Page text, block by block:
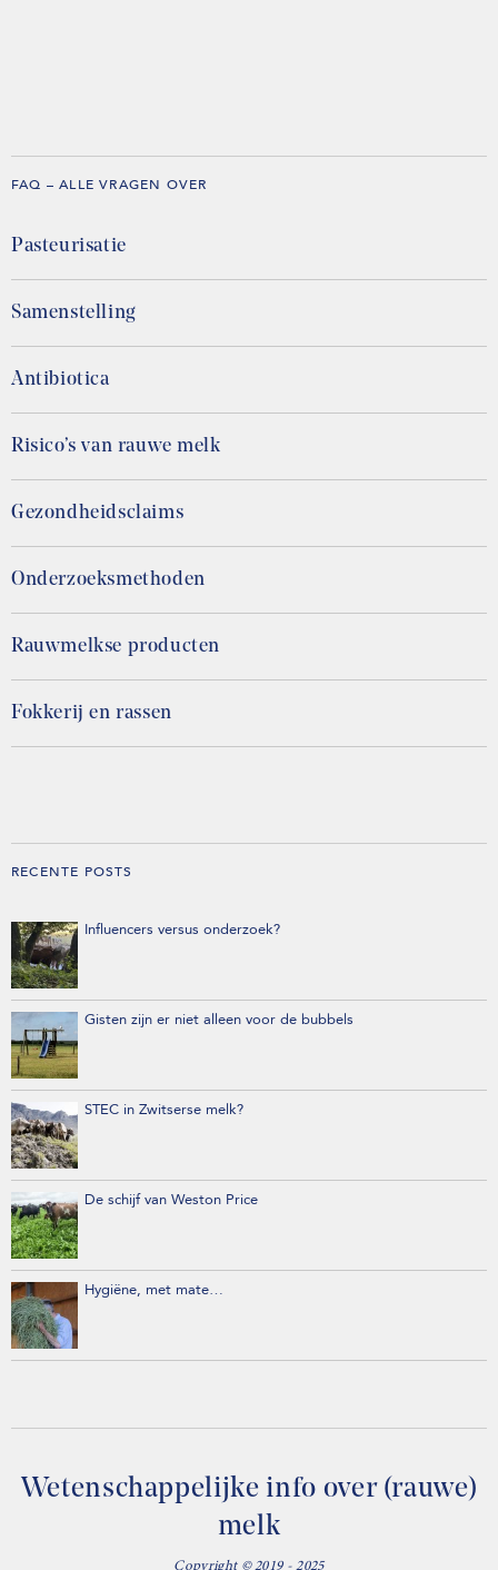
FAQ – ALLE VRAGEN OVER
Pasteurisatie
Samenstelling
Antibiotica
Risico’s van rauwe melk
Gezondheidsclaims
Onderzoeksmethoden
Rauwmelkse producten
Fokkerij en rassen
RECENTE POSTS
Influencers versus onderzoek?
Gisten zijn er niet alleen voor de bubbels
STEC in Zwitserse melk?
De schijf van Weston Price
Hygiëne, met mate…
Wetenschappelijke info over (rauwe)
melk
Copyright © 2019 - 2025